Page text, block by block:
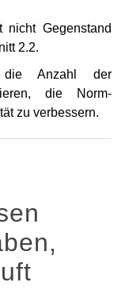
Gegenstand
2.2.
Anzahl der
die Norm­
zu verbessern.